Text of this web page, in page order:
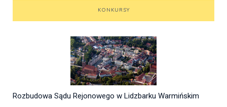
KONKURSY
Rozbudowa Sądu Rejonowego w Lidzbarku Warmińskim